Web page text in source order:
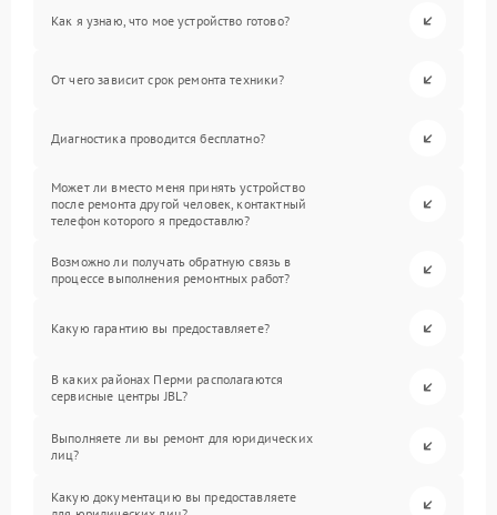
Как я узнаю, что мое устройство готово?
От чего зависит срок ремонта техники?
Диагностика проводится бесплатно?
Может ли вместо меня принять устройство
после ремонта другой человек, контактный
телефон которого я предоставлю?
Возможно ли получать обратную связь в
процессе выполнения ремонтных работ?
Какую гарантию вы предоставляете?
В каких районах Перми располагаются
сервисные центры JBL?
Выполняете ли вы ремонт для юридических
лиц?
Какую документацию вы предоставляете